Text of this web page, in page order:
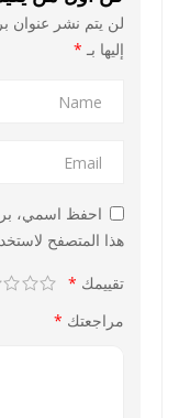
لن يتم نشر عنوان
إليها بـ *
احفظ اسمي،
هذا المتصفح
تقييمك *
مراجعتك *